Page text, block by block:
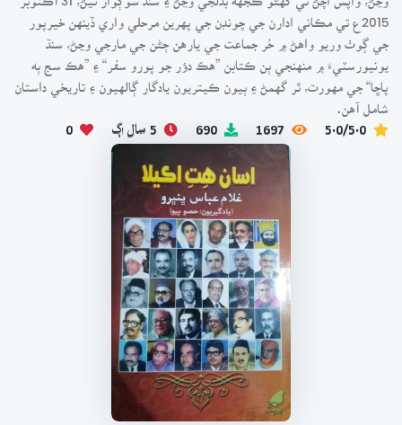
2015ع تي مڪاني ادارن جي چونڊن جي پهرين مرحلي واري ڏينهن خيرپور
جي ڳوٺ وريو واهڻ ۾ حُر جماعت جي يارهن ڄڻن جي مارجي وڃڻ، سنڌ
يونيورسٽيءَ ۾ منهنجي ٻن ڪتابن ”هڪ دؤر جو پورو سفر“ ۽ ”هڪ سج ٻه
پاڇا“ جي مهورت، ٿر گهمڻ ۽ ٻيون ڪيتريون يادگار ڳالهيون ۽ تاريخي داستان
شامل آهن.
5.0/5.0
1697
690 5 سال اڳ 0